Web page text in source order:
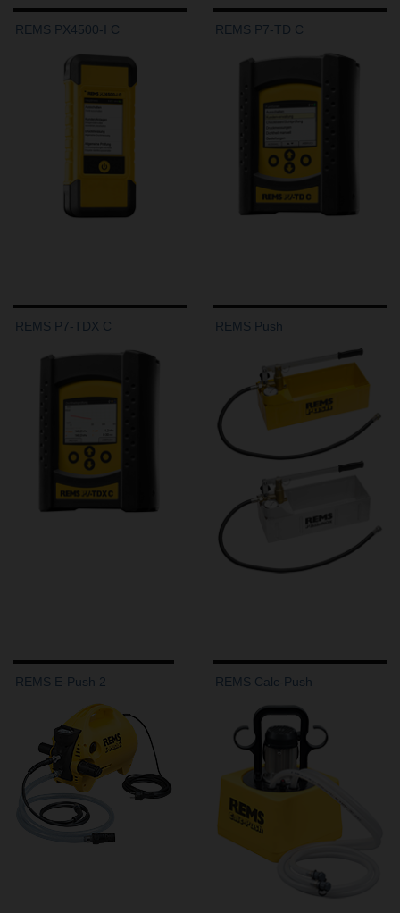
REMS PX4500-I C REMS P7-TD C
REMS P7-TDX C REMS Push
REMS E-Push 2 REMS Calc-Push